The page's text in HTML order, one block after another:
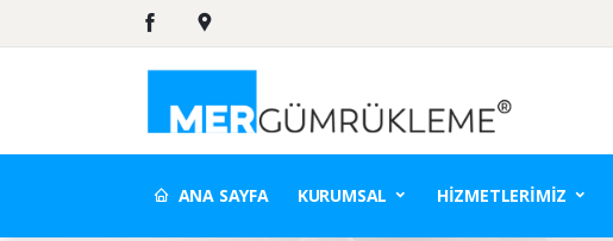
ANA SAYFA KURUMSAL HIZMETLERIMIZ